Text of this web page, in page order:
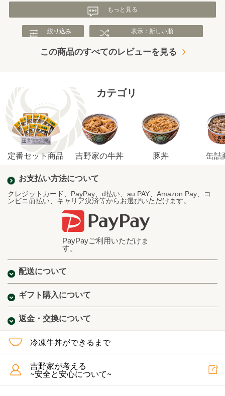
もっと見る
絞り込み 表示：新しい順
この商品のすべてのレビューを見る
カテゴリ
定番セット商品 吉野家の牛丼 豚丼 缶詰
お支払い方法について
クレジットカード、PayPay、d払い、au PAY、Amazon Pay、コ
ンビニ前払い、キャリア決済等からお選びいただけます。
PayPayご利用いただけま
す。
配送について
ギフト購入について
返金・交換について
冷凍牛丼ができるまで
吉野家が考える
~安全と安心について~